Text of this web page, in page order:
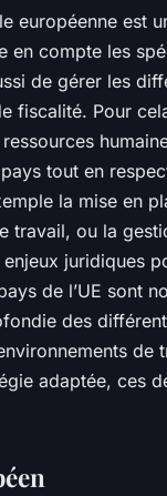
européenne est
en compte les
de gérer les
fiscalité. Pour
tout en
la mise en
travail, ou la
juridiques
de l’UE sont
des
de
adaptée, ces